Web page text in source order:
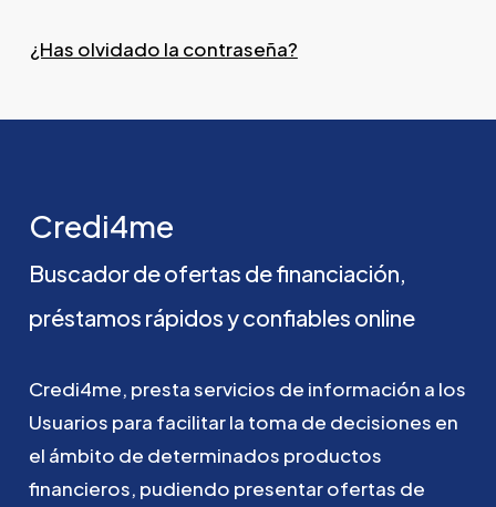
¿Has olvidado la contraseña?
Credi4me
Buscadordeofertas definanciación,
préstamos rápidosyconfiables online
Credi4me, prestaservicios de información a los
Usuarios para facilitarla toma de decisiones en
el ámbito de determinados productos
financieros, pudiendo presentarofertas de